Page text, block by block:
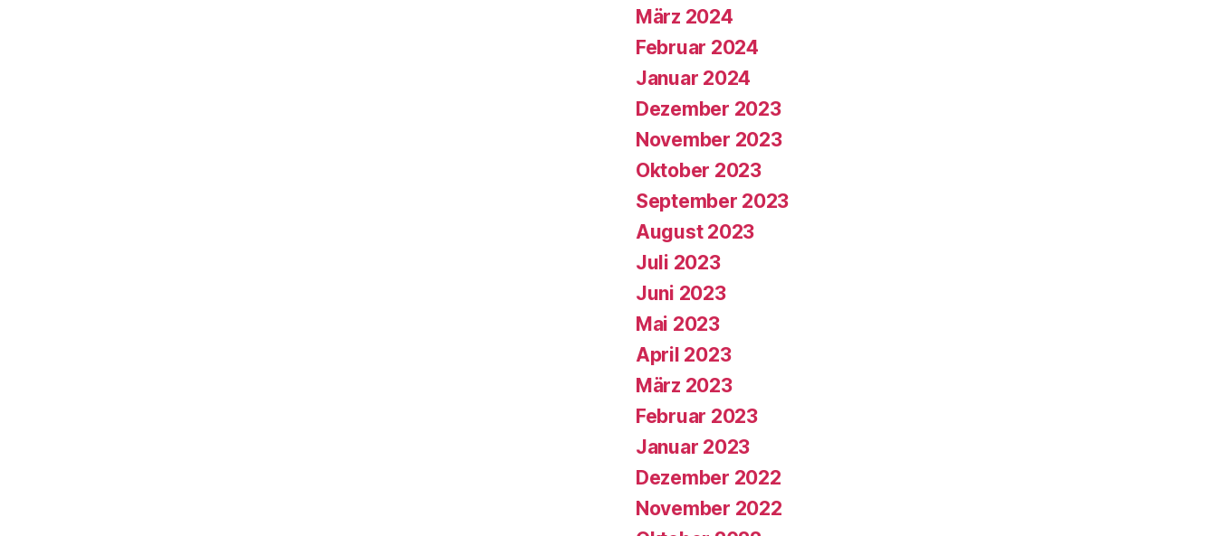
März 2024
Februar 2024
Januar 2024
Dezember 2023
November 2023
Oktober 2023
September 2023
August 2023
Juli 2023
Juni 2023
Mai 2023
April 2023
März 2023
Februar 2023
Januar 2023
Dezember 2022
November 2022